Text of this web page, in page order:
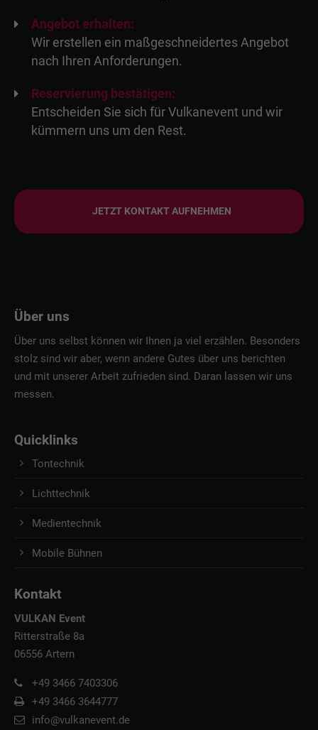
Angebot erhalten:
Wir erstellen ein maßgeschneidertes Angebot
nach Ihren Anforderungen.
Reservierung bestätigen:
Entscheiden Sie sich für Vulkanevent und wir
kümmern uns um den Rest.
JETZT KONTAKT AUFNEHMEN
Über uns
Über uns selbst können wir Ihnen ja viel erzählen. Besonders
stolz sind wir aber, wenn andere Gutes über uns berichten
und mit unserer Arbeit zufrieden sind. Daran lassen wir uns
messen.
Quicklinks
Tontechnik
Lichttechnik
Medientechnik
Mobile Bühnen
Kontakt
VULKAN Event
Ritterstraße 8a
06556 Artern
+49 3466 7403306
+49 3466 3644777
info@vulkanevent.de